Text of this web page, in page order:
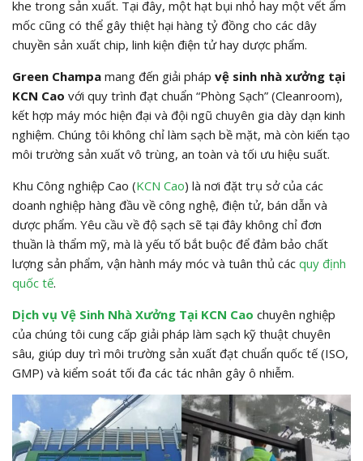
khe trong sản xuất. Tại đây, một hạt bụi nhỏ hay một vết ẩm
mốc cũng có thể gây thiệt hại hàng tỷ đồng cho các dây
chuyền sản xuất chip, linh kiện điện tử hay dược phẩm.
Green Champa mang đến giải pháp vệ sinh nhà xưởng tại
KCN Cao với quy trình đạt chuẩn “Phòng Sạch” (Cleanroom),
kết hợp máy móc hiện đại và đội ngũ chuyên gia dày dạn kinh
nghiệm. Chúng tôi không chỉ làm sạch bề mặt, mà còn kiến tạo
môi trường sản xuất vô trùng, an toàn và tối ưu hiệu suất.
Khu Công nghiệp Cao (KCN Cao) là nơi đặt trụ sở của các
doanh nghiệp hàng đầu về công nghệ, điện tử, bán dẫn và
dược phẩm. Yêu cầu về độ sạch sẽ tại đây không chỉ đơn
thuần là thẩm mỹ, mà là yếu tố bắt buộc để đảm bảo chất
lượng sản phẩm, vận hành máy móc và tuân thủ các quy định
quốc tế.
Dịch vụ Vệ Sinh Nhà Xưởng Tại KCN Cao chuyên nghiệp
của chúng tôi cung cấp giải pháp làm sạch kỹ thuật chuyên
sâu, giúp duy trì môi trường sản xuất đạt chuẩn quốc tế (ISO,
GMP) và kiểm soát tối đa các tác nhân gây ô nhiễm.